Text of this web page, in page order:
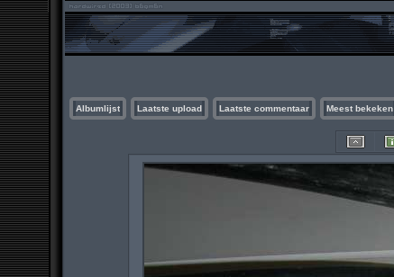
Albumlijst Laatste upload Laatste commentaar Meest bekeken